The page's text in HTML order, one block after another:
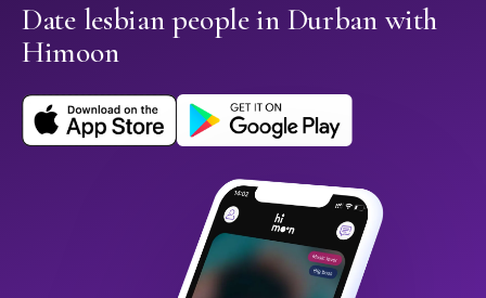
Date lesbian people in Durban with
Himoon